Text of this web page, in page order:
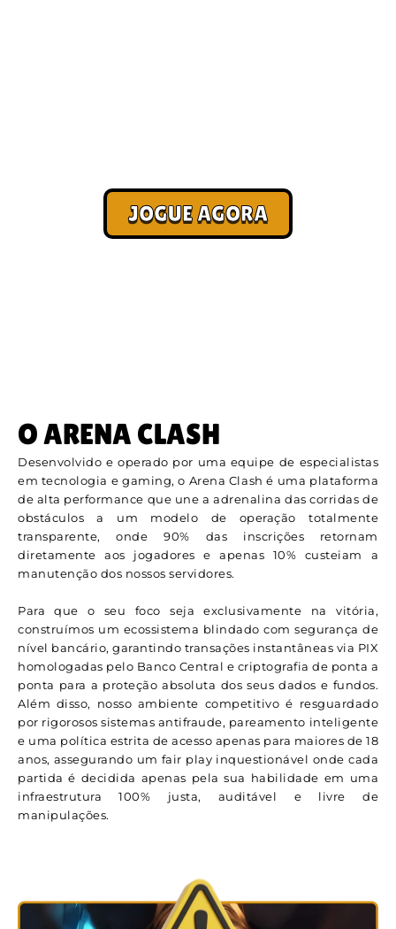
JOGUE AGORA
O ARENA CLASH
Desenvolvido e operado por uma equipe de especialistas
em tecnologia e gaming, o Arena Clash é uma plataforma
de alta performance que une a adrenalina das corridas de
obstáculos a um modelo de operação totalmente
transparente, onde 90% das inscrições retornam
diretamente aos jogadores e apenas 10% custeiam a
manutenção dos nossos servidores.
Para que o seu foco seja exclusivamente na vitória,
construímos um ecossistema blindado com segurança de
nível bancário, garantindo transações instantâneas via PIX
homologadas pelo Banco Central e criptografia de ponta a
ponta para a proteção absoluta dos seus dados e fundos.
Além disso, nosso ambiente competitivo é resguardado
por rigorosos sistemas antifraude, pareamento inteligente
e uma política estrita de acesso apenas para maiores de 18
anos, assegurando um fair play inquestionável onde cada
partida é decidida apenas pela sua habilidade em uma
infraestrutura 100% justa, auditável e livre de
manipulações.